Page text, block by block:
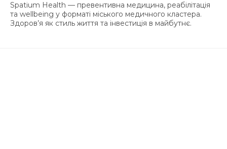
Spatium Health — превентивна медицина, реабілітація
та wellbeing у форматі міського медичного кластера.
Здоров’я як стиль життя та інвестиція в майбутнє.